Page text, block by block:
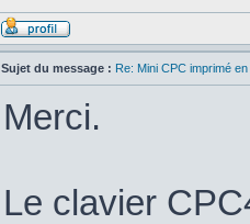
Sujet du message : Re: Mini CPC imprimé
Merci.
Le clavier